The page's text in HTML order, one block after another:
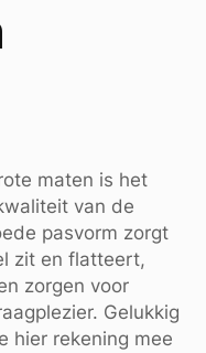
maten is het
van de
pasvorm zorgt
zit en flatteert,
zorgen voor
Gelukkig
hier rekening mee